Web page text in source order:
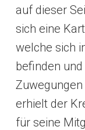
auf dieser
sich eine
welche sich
befinden
erhielt der
für seine